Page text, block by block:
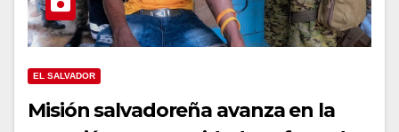
EL SALVADOR
Misión salvadoreña avanza en la